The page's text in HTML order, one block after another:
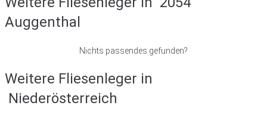
Auggenthal
Nichts passendes gefunden?
Weitere Fliesenleger in
Niederösterreich